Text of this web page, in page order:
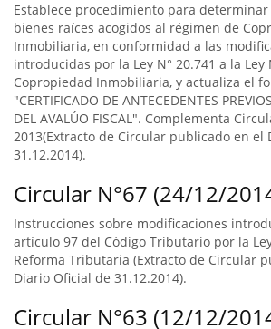
Establece procedimiento para
bienes raíces acogidos al régimen de
Inmobiliaria, en conformidad a las
introducidas por la Ley N° 20.741 a la Ley
Copropiedad Inmobiliaria, y actualiza el
"CERTIFICADO DE ANTECEDENTES
DEL AVALÚO FISCAL". Complementa
2013(Extracto de Circular publicado en el
31.12.2014).
Circular N°67 (24/12/
Instrucciones sobre modificaciones
artículo 97 del Código Tributario por la
Reforma Tributaria (Extracto de Circular
Diario Oficial de 31.12.2014).
Circular N°63 (12/12/